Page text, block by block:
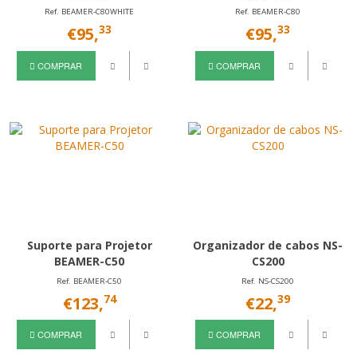
Ref. BEAMER-C80WHITE
€95,33
COMPRAR
Ref. BEAMER-C80
€95,33
COMPRAR
Suporte para Projetor
BEAMER-C50
Ref. BEAMER-C50
€123,74
COMPRAR
Organizador de cabos NS-
CS200
Ref. NS-CS200
€22,39
COMPRAR